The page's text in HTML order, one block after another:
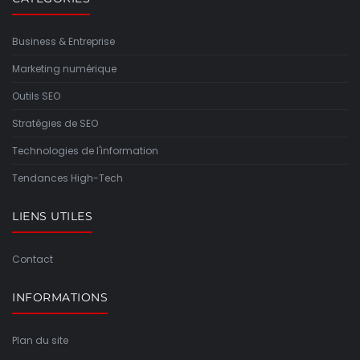
Business & Entreprise
Marketing numérique
Outils SEO
Stratégies de SEO
Technologies de l'information
Tendances High-Tech
LIENS UTILES
Contact
INFORMATIONS
Plan du site